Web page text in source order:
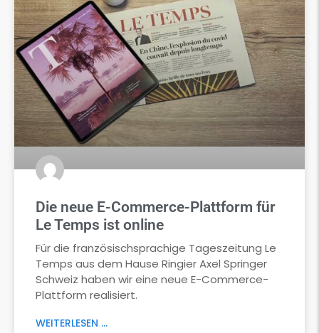
Die neue E-Commerce-Plattform für
Le Temps ist online
Für die französischsprachige Tageszeitung Le
Temps aus dem Hause Ringier Axel Springer
Schweiz haben wir eine neue E-Commerce-
Plattform realisiert.
WEITERLESEN ...